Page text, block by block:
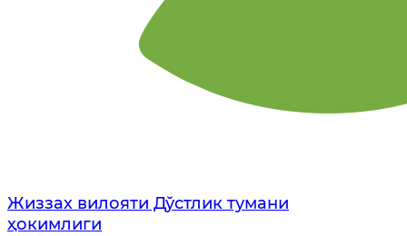
Жиззах вилояти Дўстлик тумани
ҳокимлиги